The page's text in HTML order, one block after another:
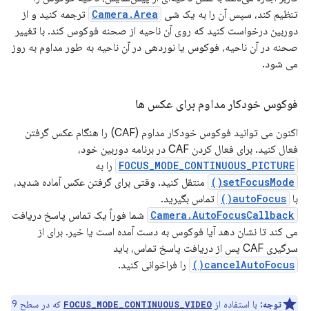
تنظیم کند، سپس آن را به یک شی Camera.Area ترجمه کنید و از
دوربین درخواست کنید که روی آن ناحیه از صحنه فوکوس کند. با تغییر
صحنه در آن ناحیه، فوکوس یا نوردهی در آن ناحیه به طور مداوم به روز
می شود.
فوکوس خودکار مداوم برای عکس ها
اکنون می توانید فوکوس خودکار مداوم (CAF) را هنگام عکس گرفتن
فعال کنید. برای فعال کردن CAF در برنامه دوربین خود،
FOCUS_MODE_CONTINUOUS_PICTURE را به
setFocusMode()
منتقل کنید. وقتی برای گرفتن عکس آماده شدید،
با autoFocus() تماس بگیرید.
Camera.AutoFocusCallback شما فوراً یک تماس پاسخ دریافت
می کند تا نشان دهد آیا فوکوس به دست آمده است یا خیر. برای از
سرگیری CAF پس از دریافت پاسخ تماس، باید
cancelAutoFocus() را فراخوانی کنید.
توجه: با استفاده از FOCUS_MODE_CONTINUOUS_VIDEO
که در سطح 9